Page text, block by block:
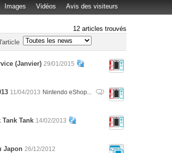
Images Vidéos Avis des visiteurs
12 articles trouvés
(Janvier) 29/01/2015
11/04/2013 Nintendo eShop...
Tank 14/02/2013
Japon 26/12/2012